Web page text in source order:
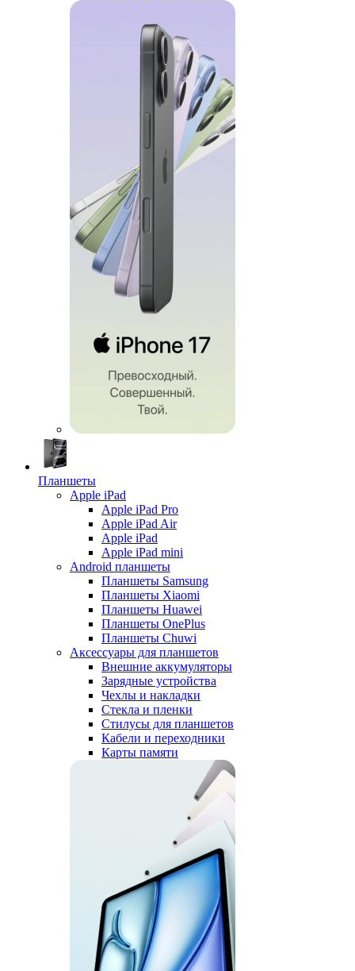
Планшеты
Apple iPad
Apple iPad Pro
Apple iPad Air
Apple iPad
Apple iPad mini
Android планшеты
Планшеты Samsung
Планшеты Xiaomi
Планшеты Huawei
Планшеты OnePlus
Планшеты Chuwi
Аксессуары для планшетов
Внешние аккумуляторы
Зарядные устройства
Чехлы и накладки
Стекла и пленки
Стилусы для планшетов
Кабели и переходники
Карты памяти